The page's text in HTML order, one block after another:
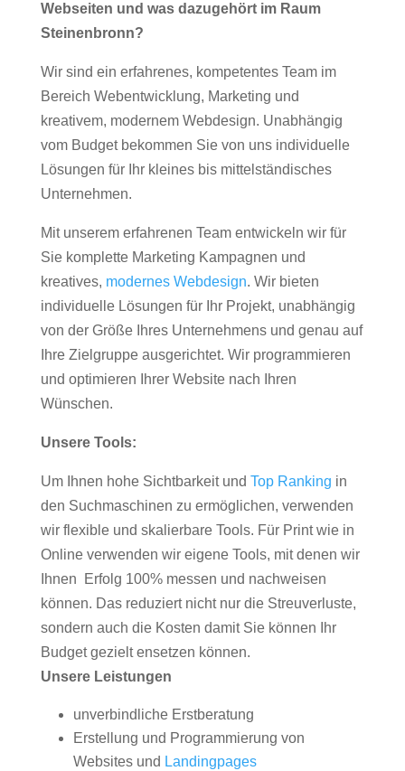
Webseiten und was dazugehört im Raum
Steinenbronn?
Wir sind ein erfahrenes, kompetentes Team im
Bereich Webentwicklung, Marketing und
kreativem, modernem Webdesign. Unabhängig
vom Budget bekommen Sie von uns individuelle
Lösungen für Ihr kleines bis mittelständisches
Unternehmen.
Mit unserem erfahrenen Team entwickeln wir für
Sie komplette Marketing Kampagnen und
kreatives, modernes Webdesign. Wir bieten
individuelle Lösungen für Ihr Projekt, unabhängig
von der Größe Ihres Unternehmens und genau auf
Ihre Zielgruppe ausgerichtet. Wir programmieren
und optimieren Ihrer Website nach Ihren
Wünschen.
Unsere Tools:
Um Ihnen hohe Sichtbarkeit und Top Ranking in
den Suchmaschinen zu ermöglichen, verwenden
wir flexible und skalierbare Tools. Für Print wie in
Online verwenden wir eigene Tools, mit denen wir
Ihnen Erfolg 100% messen und nachweisen
können. Das reduziert nicht nur die Streuverluste,
sondern auch die Kosten damit Sie können Ihr
Budget gezielt ensetzen können.
Unsere Leistungen
unverbindliche Erstberatung
Erstellung und Programmierung von
Websites und Landingpages